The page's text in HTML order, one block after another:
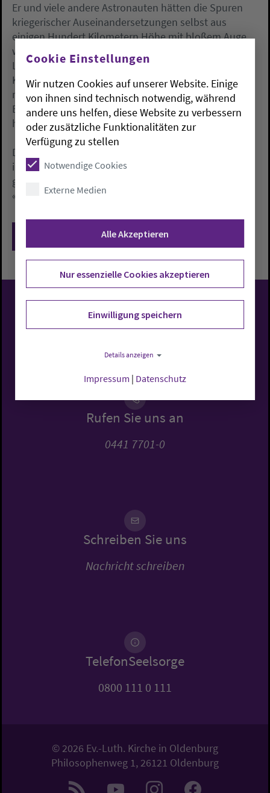
Er und viele andere Astronauten hätten die Spuren
kriegerischer Auseinandersetzungen selbst aus
einigen Hundert Kilometern Höhe mit bloßem Auge
wahrnehmen können. «Alexander Gerst hat von den
Leuchtspuren der Raketen im Israel-Palästina-
Konflikt berichtet, die im Dunkeln aufblitzten. Bei
meiner ersten Mission tobte der Konflikt auf dem
Balkan. Als wir nachts über Europa flogen, war alles
hell erleuchtet.»
Die Erfahrungen, die die Astronauten währenddessen
in der Weltraumstation machten, seien vollkommen
gegensätzlich zu diesen Eindrücken gewesen. Reiter:
«Konflikte gab es nicht.»
Evangelisch-Lutherische
Kirche in Oldenburg
Rufen Sie uns an
0441 7701-0
Schreiben Sie uns
Nachricht schreiben
TelefonSeelsorge
0800 111 0 111
© 2026 Ev.-Luth. Kirche in Oldenburg
Philosophenweg 1, 26121 Oldenburg
Cookie Einstellungen
Wir nutzen Cookies auf unserer Website. Einige
von ihnen sind technisch notwendig, während
andere uns helfen, diese Website zu verbessern
oder zusätzliche Funktionalitäten zur
Verfügung zu stellen
Notwendige Cookies
Externe Medien
Alle Akzeptieren
Nur essenzielle Cookies akzeptieren
Einwilligung speichern
Details anzeigen
Impressum | Datenschutz